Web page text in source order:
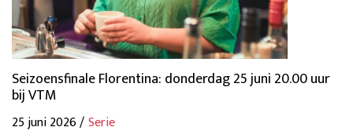
Seizoensfinale Florentina: donderdag 25 juni 20.00 uur
bij VTM
25 juni 2026 /Serie